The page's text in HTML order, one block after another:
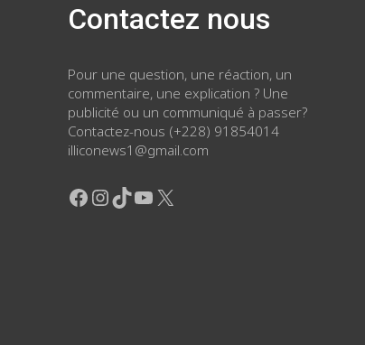
Contactez nous
Pour une question, une réaction, un
commentaire, une explication ? Une
publicité ou un communiqué à passer?
Contactez-nous (+228) 91854014
illiconews1@gmail.com
Facebook
Instagram
TikTok
YouTube
X